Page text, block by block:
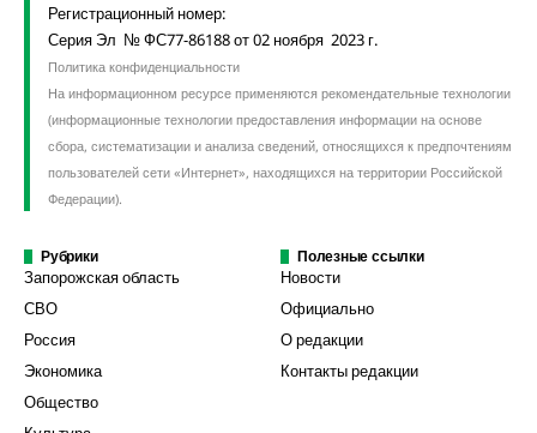
Регистрационный номер:
Серия Эл № ФС77-86188 от 02 ноября 2023 г.
Политика конфиденциальности
На информационном ресурсе применяются рекомендательные технологии
(информационные технологии предоставления информации на основе
сбора, систематизации и анализа сведений, относящихся к предпочтениям
пользователей сети «Интернет», находящихся на территории Российской
Федерации).
Рубрики
Запорожская область
СВО
Россия
Экономика
Общество
Полезные ссылки
Новости
Официально
О редакции
Контакты редакции